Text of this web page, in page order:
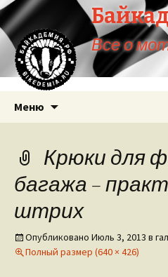
Все о
Меню
Крюки для
багажа –
штрих
Опубликовано Июль 3, 2013 в
Полный размер (640 × 426)